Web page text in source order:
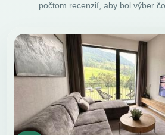
počtom recenzií, aby bol výber